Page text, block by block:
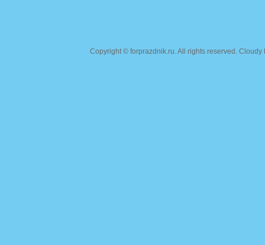
Copyright © forprazdnik.ru. All rights reserved.